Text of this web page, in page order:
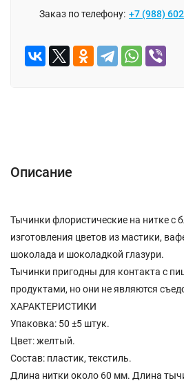
Заказ по телефону: +7 (988)
Описание
Тычинки флористические на нитке с
изготовления цветов из мастики,
шоколада и шоколадкой глазури.
Тычинки пригодны для контакта с
продуктами, но они не являются
ХАРАКТЕРИСТИКИ
Упаковка: 50 ±5 штук.
Цвет: желтый.
Состав: пластик, текстиль.
Длина нитки около 60 мм. Длина